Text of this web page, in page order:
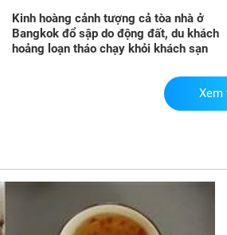
Kinh hoàng cảnh tượng cả tòa nhà ở
Bangkok đổ sập do động đất, du khách
hoảng loạn tháo chạy khỏi khách sạn
Xem